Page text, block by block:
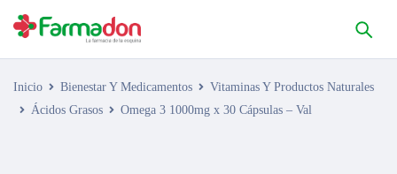
Inicio Bienestar Y Medicamentos
Vitaminas Y Productos Naturales
Ácidos Grasos
Omega 3 1000mg x 30 Cápsulas – Val